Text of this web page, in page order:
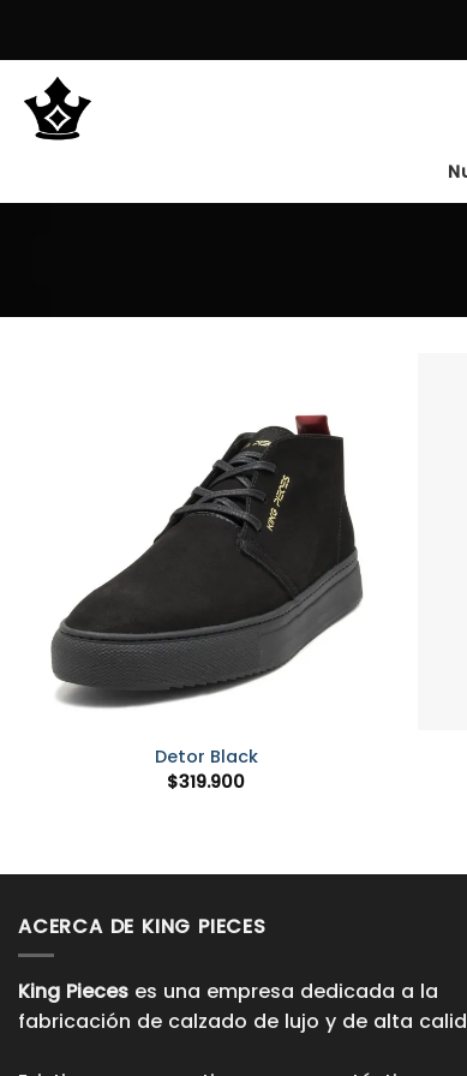
contenido
Detor Black
$319.900
ACERCA DE KING PIECES
King Pieces es una empresa dedicada a la
fabricación de calzado de lujo y de alta